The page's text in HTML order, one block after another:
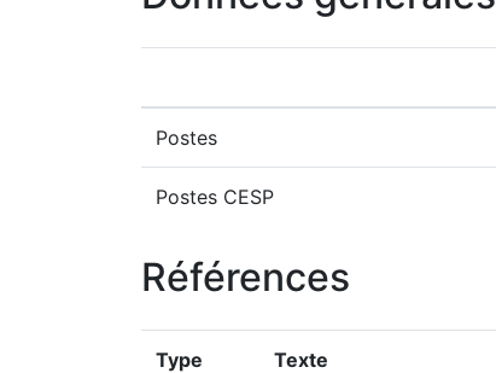
Postes
Postes CESP
Références
Type Texte